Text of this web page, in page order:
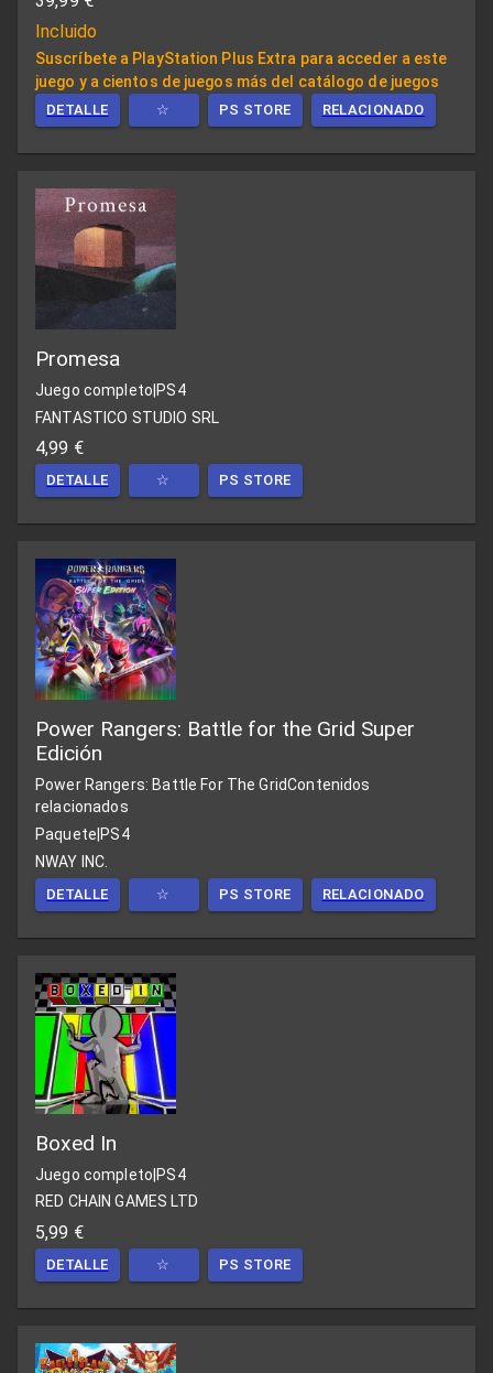
Incluido
Suscríbete a PlayStation Plus Extra para acceder a este
juego y a cientos de juegos más del catálogo de juegos
DETALLE ☆ PS STORE RELACIONADO
Promesa
Juego completo PS4
FANTASTICO STUDIO SRL
4,99 €
DETALLE ☆ PS STORE
Power Rangers: Battle for the Grid Super
Edición
Power Rangers: Battle For The GridContenidos
relacionados
Paquete PS4
NWAY INC.
DETALLE ☆ PS STORE RELACIONADO
Boxed In
Juego completo|PS4
RED CHAIN GAMES LTD
5,99 €
DETALLE ☆ PS STORE